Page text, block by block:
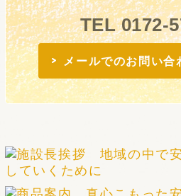
TEL 0172-
メールでのお問い合